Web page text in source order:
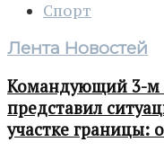
Спорт
Лента Новостей
Командующий 3-м
представил
участке границы: